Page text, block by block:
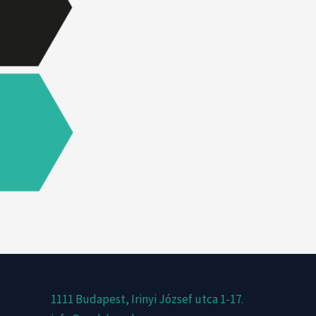
1111 Budapest, Irinyi József utca 1-17.